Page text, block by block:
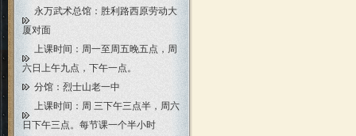
永万武术总馆：胜利路西原劳动大
厦对面
上课时间：周一至周五晚五点，周
六日上午九点，下午一点。
分馆：烈士山老一中
上课时间：周 三下午三点半，周六
日下午三点。每节课一个半小时